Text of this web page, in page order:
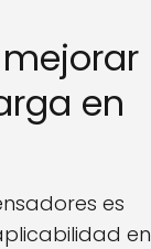
en
es
en